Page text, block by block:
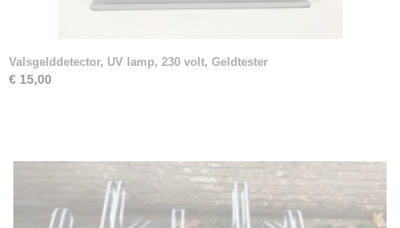
Valsgelddetector, UV lamp, 230 volt, Geldtester
€ 15,00